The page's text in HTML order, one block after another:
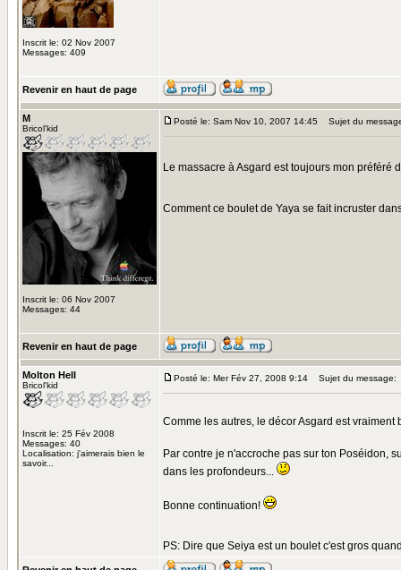
Inscrit le: 02 Nov 2007
Messages: 409
Revenir en haut de page
M
Bricol'kid
Inscrit le: 06 Nov 2007
Messages: 44
Posté le: Sam Nov 10, 2007 14:45 Sujet du
Le massacre à Asgard est toujours mon
Comment ce boulet de Yaya se fait incruster
Revenir en haut de page
Molton Hell
Bricol'kid
Inscrit le: 25 Fév 2008
Messages: 40
Localisation: j'aimerais bien le
savoir...
Posté le: Mer Fév 27, 2008 9:14 Sujet du message:
Comme les autres, le décor Asgard est
Par contre je n'accroche pas sur ton Poséidon,
dans les profondeurs...
Bonne continuation!
PS: Dire que Seiya est un boulet c'est gros